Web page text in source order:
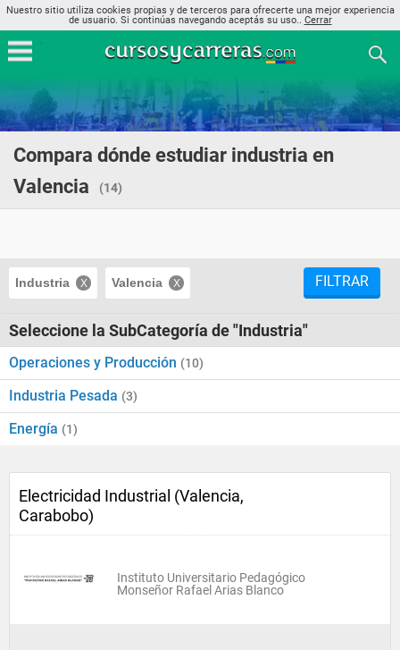
Nuestro sitio utiliza cookies propias y de terceros para ofrecerte una mejor experiencia
de usuario. Si continúas navegando aceptás su uso.. Cerrar
Compara dónde estudiar industria en
Valencia
(14)
Industria Valencia FILTRAR
Seleccione la SubCategoría de "Industria"
Operaciones y Producción (10)
Industria Pesada (3)
Energía (1)
Electricidad Industrial (Valencia,
Carabobo)
Instituto Universitario Pedagógico
Monseñor Rafael Arias Blanco